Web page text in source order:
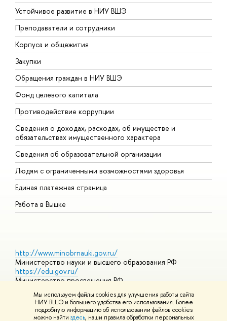
Мы используем файлы cookies для улучшения работы сайта
НИУ ВШЭ и большего удобства его использования. Более
подробную информацию об использовании файлов cookies
можно найти здесь, наши правила обработки персональных
Устойчивое развитие в НИУ ВШЭ
Преподаватели и сотрудники
Корпуса и общежития
Закупки
Обращения граждан в НИУ ВШЭ
Фонд целевого капитала
Противодействие коррупции
Сведения о доходах, расходах, об имуществе и
обязательствах имущественного характера
Сведения об образовательной организации
Людям с ограниченными возможностями здоровья
Единая платежная страница
Работа в Вышке
http://www.minobrnauki.gov.ru/
Министерство науки и высшего образования РФ
https://edu.gov.ru/
Министерство просвещения РФ
https://elearning.hse.ru/mooc
Массовые открытые онлайн-курсы